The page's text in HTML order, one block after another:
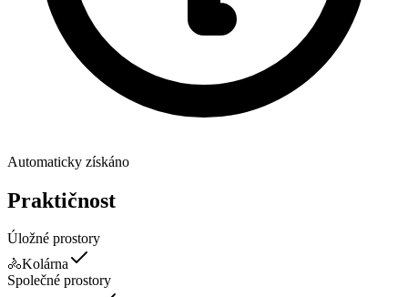
Automaticky získáno
Praktičnost
Úložné prostory
🚴Kolárna
Společné prostory